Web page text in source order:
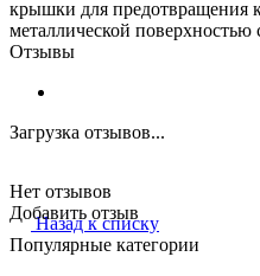
крышки для предотвращения
металлической поверхностью
Отзывы
Загрузка отзывов...
Нет отзывов
Добавить отзыв
Назад к списку
Популярные категории